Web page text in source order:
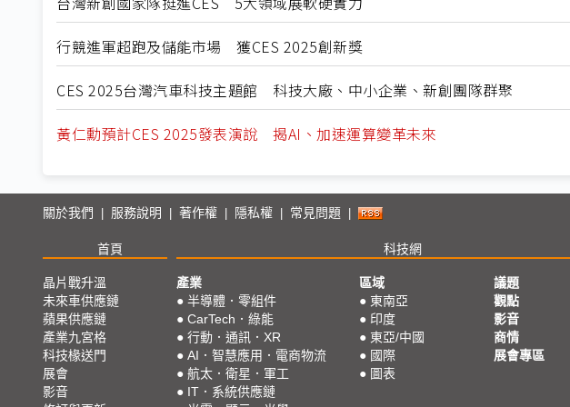
行競進軍超跑及儲能市場 獲CES 2025創新獎
CES 2025台灣汽車科技主題館 科技大廠、中小企業、新創團隊群聚
黃仁勳預計CES 2025發表演說 揭AI、加速運算變革未來
關於我們 服務說明 著作權 隱私權 常見問題
首頁 科技網
晶片戰升溫
未來車供應鏈
蘋果供應鏈
產業九宮格
科技椽送門
展會
影音
產業
● 半導體．零組件
● CarTech．綠能
● 行動．通訊．XR
● AI．智慧應用．電商物流
● 航太．衛星．軍工
● IT．系統供應鏈
區域
● 東南亞
● 印度
● 東亞/中國
● 國際
● 圖表
議題
觀點
影音
商情
展會專區